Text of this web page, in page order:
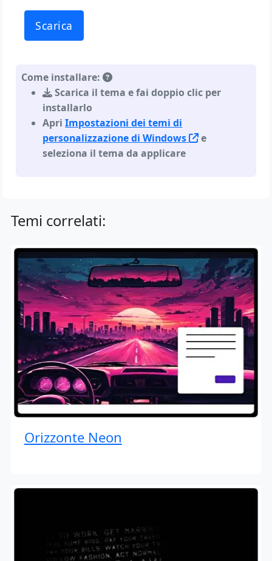
Scarica
Come installare:
Scarica il tema e fai doppio clic per
installarlo
ApriImpostazioni dei temi di
personalizzazione di Windows
e
seleziona il tema da applicare
Temi correlati:
Orizzonte Neon